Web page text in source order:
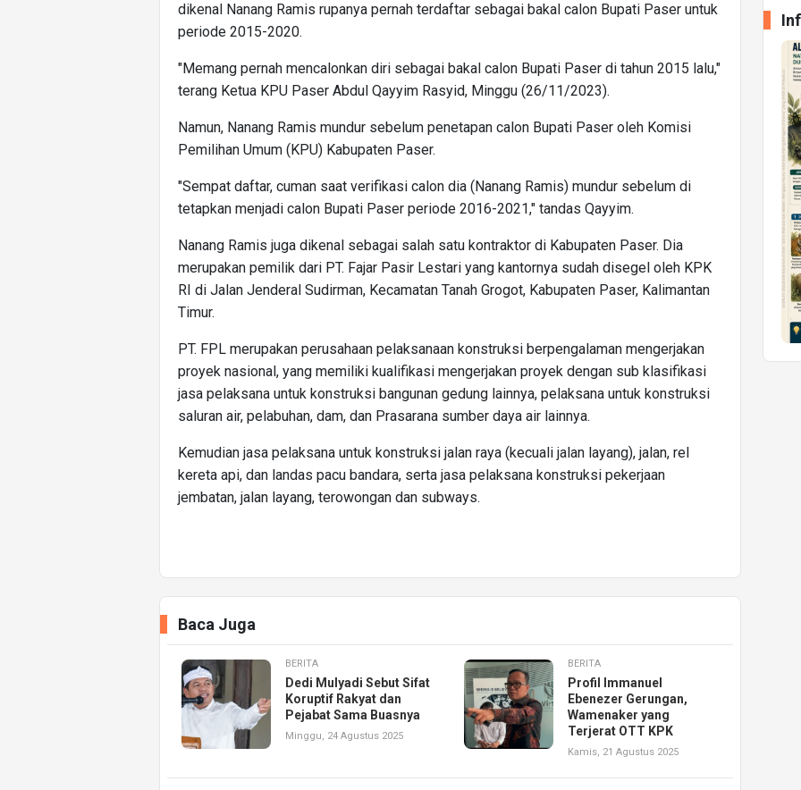
dikenal Nanang Ramis rupanya pernah terdaftar sebagai bakal calon Bupati Paser untuk
periode 2015-2020.
"Memang pernah mencalonkan diri sebagai bakal calon Bupati Paser di tahun 2015 lalu,"
terang Ketua KPU Paser Abdul Qayyim Rasyid, Minggu (26/11/2023).
Namun, Nanang Ramis mundur sebelum penetapan calon Bupati Paser oleh Komisi
Pemilihan Umum (KPU) Kabupaten Paser.
"Sempat daftar, cuman saat verifikasi calon dia (Nanang Ramis) mundur sebelum di
tetapkan menjadi calon Bupati Paser periode 2016-2021," tandas Qayyim.
Nanang Ramis juga dikenal sebagai salah satu kontraktor di Kabupaten Paser. Dia
merupakan pemilik dari PT. Fajar Pasir Lestari yang kantornya sudah disegel oleh KPK
RI di Jalan Jenderal Sudirman, Kecamatan Tanah Grogot, Kabupaten Paser, Kalimantan
Timur.
PT. FPL merupakan perusahaan pelaksanaan konstruksi berpengalaman mengerjakan
proyek nasional, yang memiliki kualifikasi mengerjakan proyek dengan sub klasifikasi
jasa pelaksana untuk konstruksi bangunan gedung lainnya, pelaksana untuk konstruksi
saluran air, pelabuhan, dam, dan Prasarana sumber daya air lainnya.
Kemudian jasa pelaksana untuk konstruksi jalan raya (kecuali jalan layang), jalan, rel
kereta api, dan landas pacu bandara, serta jasa pelaksana konstruksi pekerjaan
jembatan, jalan layang, terowongan dan subways.
Baca Juga
BERITA
Dedi Mulyadi Sebut Sifat
Koruptif Rakyat dan
Pejabat Sama Buasnya
Minggu, 24 Agustus 2025
BERITA
Profil Immanuel
Ebenezer Gerungan,
Wamenaker yang
Terjerat OTT KPK
Kamis, 21 Agustus 2025